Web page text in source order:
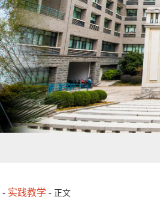
- 实践教学 - 正文